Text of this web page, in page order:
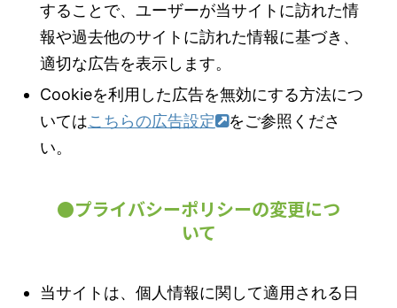
することで、ユーザーが当サイトに訪れた情
報や過去他のサイトに訪れた情報に基づき、
適切な広告を表示します。
Cookieを利用した広告を無効にする方法につ
いてはこちらの広告設定
をご参照くださ
い。
●プライバシーポリシーの変更につ
いて
当サイトは、個人情報に関して適用される日